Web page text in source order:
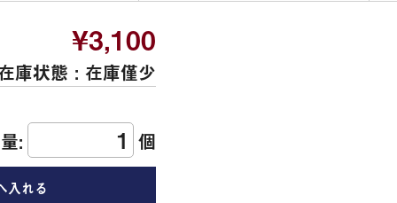
¥3,100
庫状態 : 在庫僅少
: 個